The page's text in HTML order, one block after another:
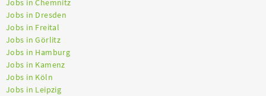
Jobs in Chemnitz
Jobs in Dresden
Jobs in Freital
Jobs in Görlitz
Jobs in Hamburg
Jobs in Kamenz
Jobs in Köln
Jobs in Leipzig